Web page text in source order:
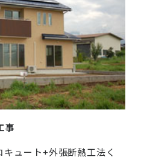
事
ュート+外張断熱工法く